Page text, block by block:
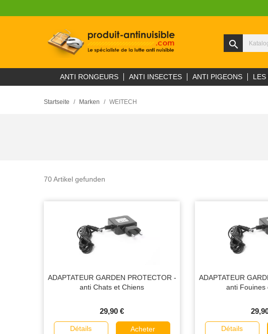
search
ANTI RONGEURS ANTI INSECTES ANTI PIGEONS LES
Startseite Marken WEITECH
70 Artikel gefunden
ADAPTATEUR GARDEN PROTECTOR -
anti Chats et Chiens
29,90 €
Détails Acheter
ADAPTATEUR
anti Fouines
Détails